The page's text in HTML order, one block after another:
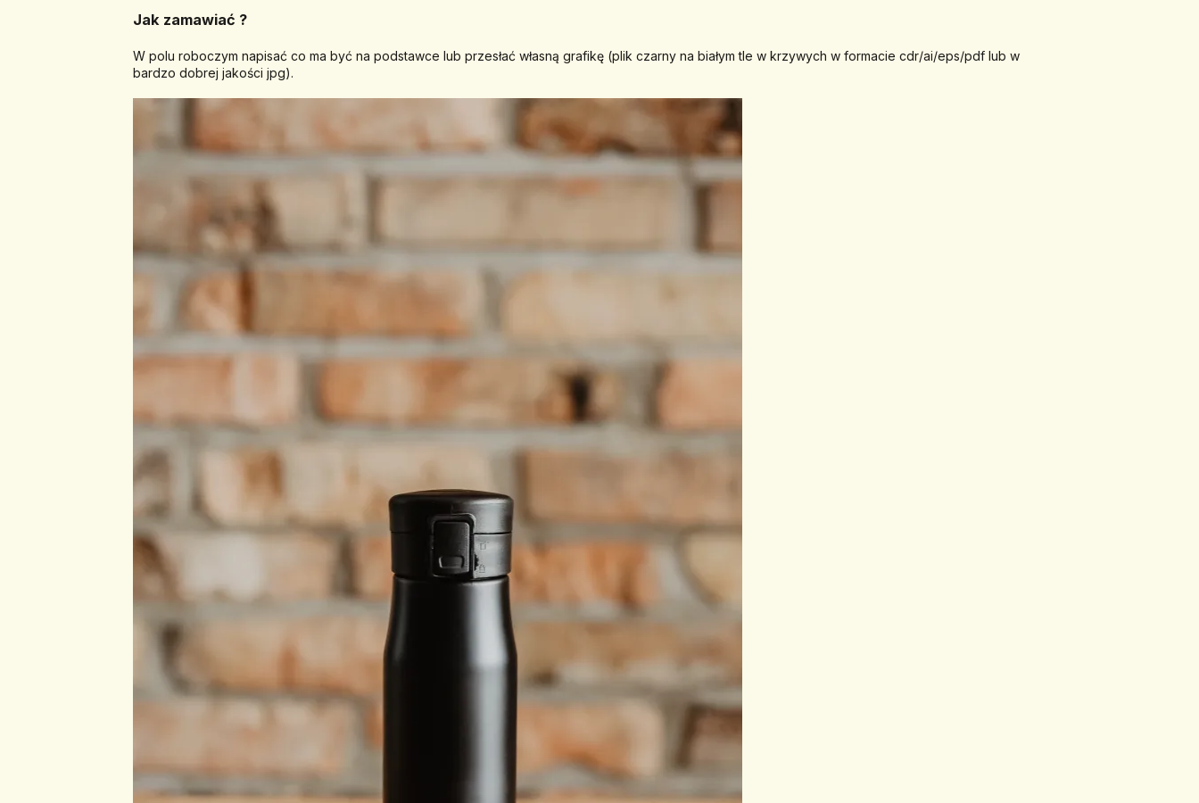
Jak zamawiać ?
W polu roboczym napisać co ma być na podstawce lub przesłać własną grafikę (plik czarny na białym tle w krzywych w formacie cdr/ai/eps/pdf lub w
bardzo dobrej jakości jpg).